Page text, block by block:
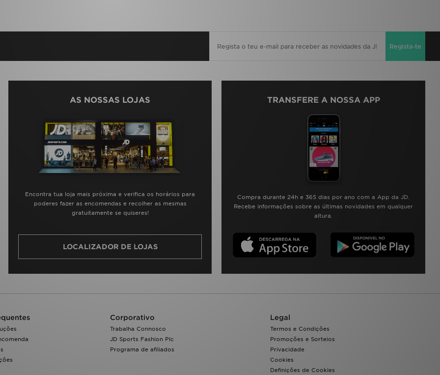
Regista-te
AS NOSSAS LOJAS
Encontra tua loja mais próxima e verifica os horários para
poderes fazer as encomendas e recolher as mesmas
gratuitamente se quiseres!
LOCALIZADOR DE LOJAS
TRANSFERE A NOSSA APP
Compra durante 24h e 365 dias por ano com a App da JD.
Recebe informações sobre as últimas novidades em qualquer
altura.
Corporativo
Trabalha Connosco
JD Sports Fashion Plc
Programa de afiliados
Legal
Termos e Condições
Promoções e Sorteios
Privacidade
Cookies
Definições de Cookies